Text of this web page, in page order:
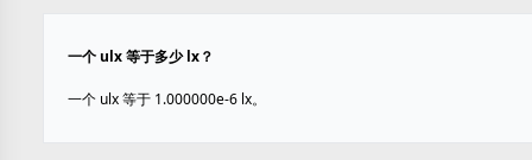
一个 ulx 等于多少 lx？
一个 ulx 等于 1.000000e-6 lx。